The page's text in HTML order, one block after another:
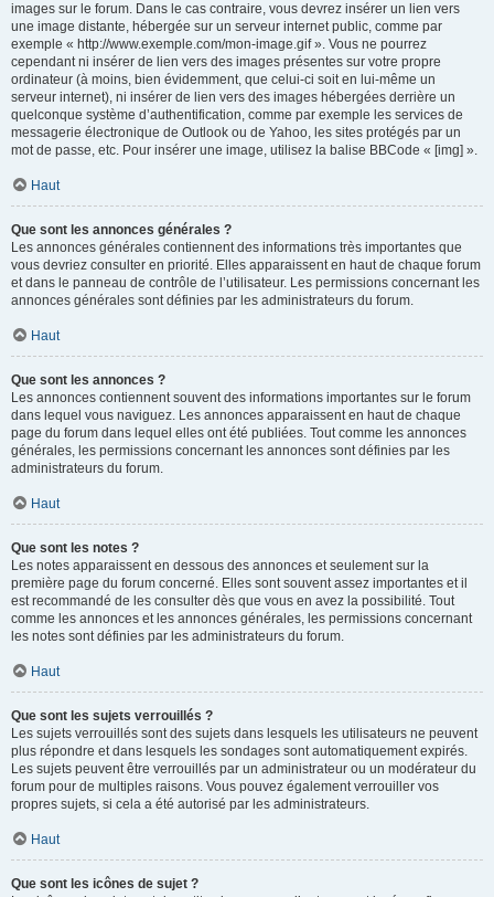
images sur le forum. Dans le cas contraire, vous devrez insérer un lien vers
une image distante, hébergée sur un serveur internet public, comme par
exemple « http://www.exemple.com/mon-image.gif ». Vous ne pourrez
cependant ni insérer de lien vers des images présentes sur votre propre
ordinateur (à moins, bien évidemment, que celui-ci soit en lui-même un
serveur internet), ni insérer de lien vers des images hébergées derrière un
quelconque système d’authentification, comme par exemple les services de
messagerie électronique de Outlook ou de Yahoo, les sites protégés par un
mot de passe, etc. Pour insérer une image, utilisez la balise BBCode « [img] ».
Haut
Que sont les annonces générales ?
Les annonces générales contiennent des informations très importantes que
vous devriez consulter en priorité. Elles apparaissent en haut de chaque forum
et dans le panneau de contrôle de l’utilisateur. Les permissions concernant les
annonces générales sont définies par les administrateurs du forum.
Haut
Que sont les annonces ?
Les annonces contiennent souvent des informations importantes sur le forum
dans lequel vous naviguez. Les annonces apparaissent en haut de chaque
page du forum dans lequel elles ont été publiées. Tout comme les annonces
générales, les permissions concernant les annonces sont définies par les
administrateurs du forum.
Haut
Que sont les notes ?
Les notes apparaissent en dessous des annonces et seulement sur la
première page du forum concerné. Elles sont souvent assez importantes et il
est recommandé de les consulter dès que vous en avez la possibilité. Tout
comme les annonces et les annonces générales, les permissions concernant
les notes sont définies par les administrateurs du forum.
Haut
Que sont les sujets verrouillés ?
Les sujets verrouillés sont des sujets dans lesquels les utilisateurs ne peuvent
plus répondre et dans lesquels les sondages sont automatiquement expirés.
Les sujets peuvent être verrouillés par un administrateur ou un modérateur du
forum pour de multiples raisons. Vous pouvez également verrouiller vos
propres sujets, si cela a été autorisé par les administrateurs.
Haut
Que sont les icônes de sujet ?